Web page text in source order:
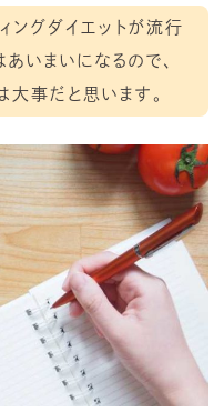
ングダイエットが流行
あいまいになるので、
大事だと思います。